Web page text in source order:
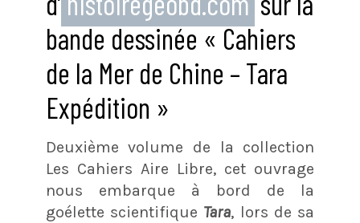
bande dessinée « Cahiers
de la Mer de Chine – Tara
Expédition »
Deuxième volume de la collection
Les Cahiers Aire Libre, cet ouvrage
nous embarque à bord de la
goélette scientifique Tara, lors de sa